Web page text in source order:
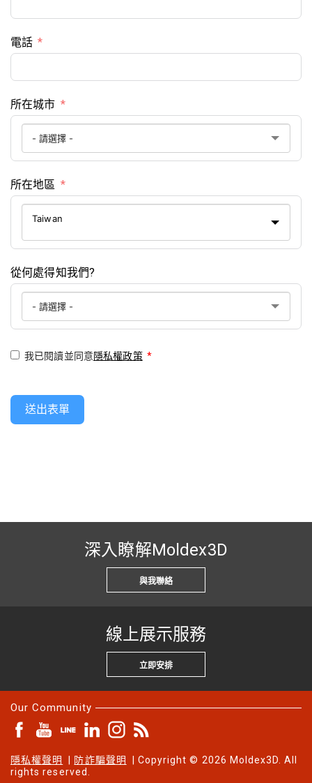
電話
所在城市
所在地區
Taiwan
從何處得知我們?
我已閱讀並同意隱私權政策 *
送出表單
深入瞭解Moldex3D
與我聯絡
線上展示服務
立即安排
Our Community
隱私權聲明 防詐騙聲明
| Copyright © 2026 Moldex3D. All
rights reserved.